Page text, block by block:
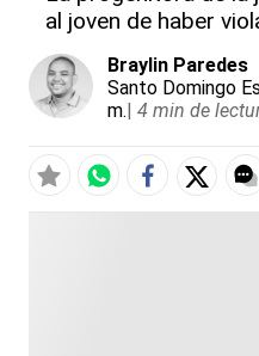
al joven de haber
Braylin Paredes
Santo Domingo
m.| 4 min de